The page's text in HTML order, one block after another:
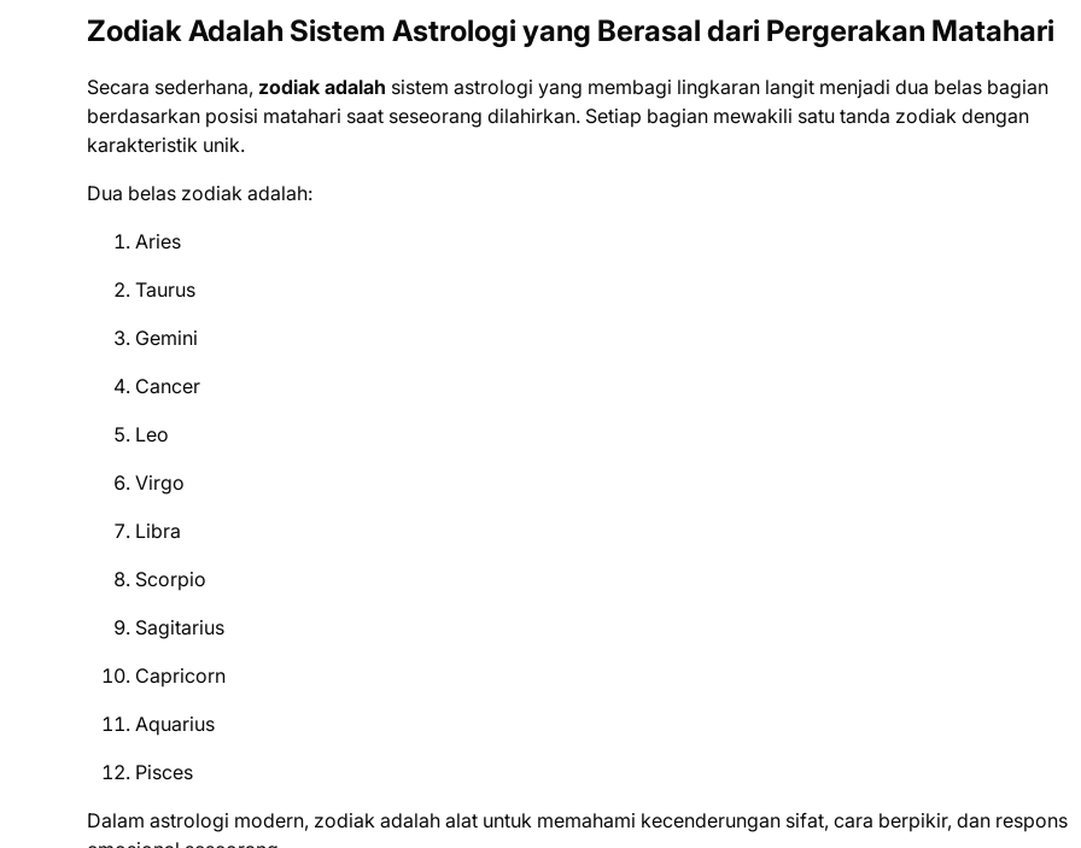
Zodiak Adalah Sistem Astrologi yang Berasal dari Pergerakan Matahari
Secara sederhana, zodiak adalah sistem astrologi yang membagi lingkaran langit menjadi dua belas bagian
berdasarkan posisi matahari saat seseorang dilahirkan. Setiap bagian mewakili satu tanda zodiak dengan
karakteristik unik.
Dua belas zodiak adalah:
Aries
Taurus
Gemini
Cancer
Leo
Virgo
Libra
Scorpio
Sagitarius
Capricorn
Aquarius
Pisces
Dalam astrologi modern, zodiak adalah alat untuk memahami kecenderungan sifat, cara berpikir, dan respons